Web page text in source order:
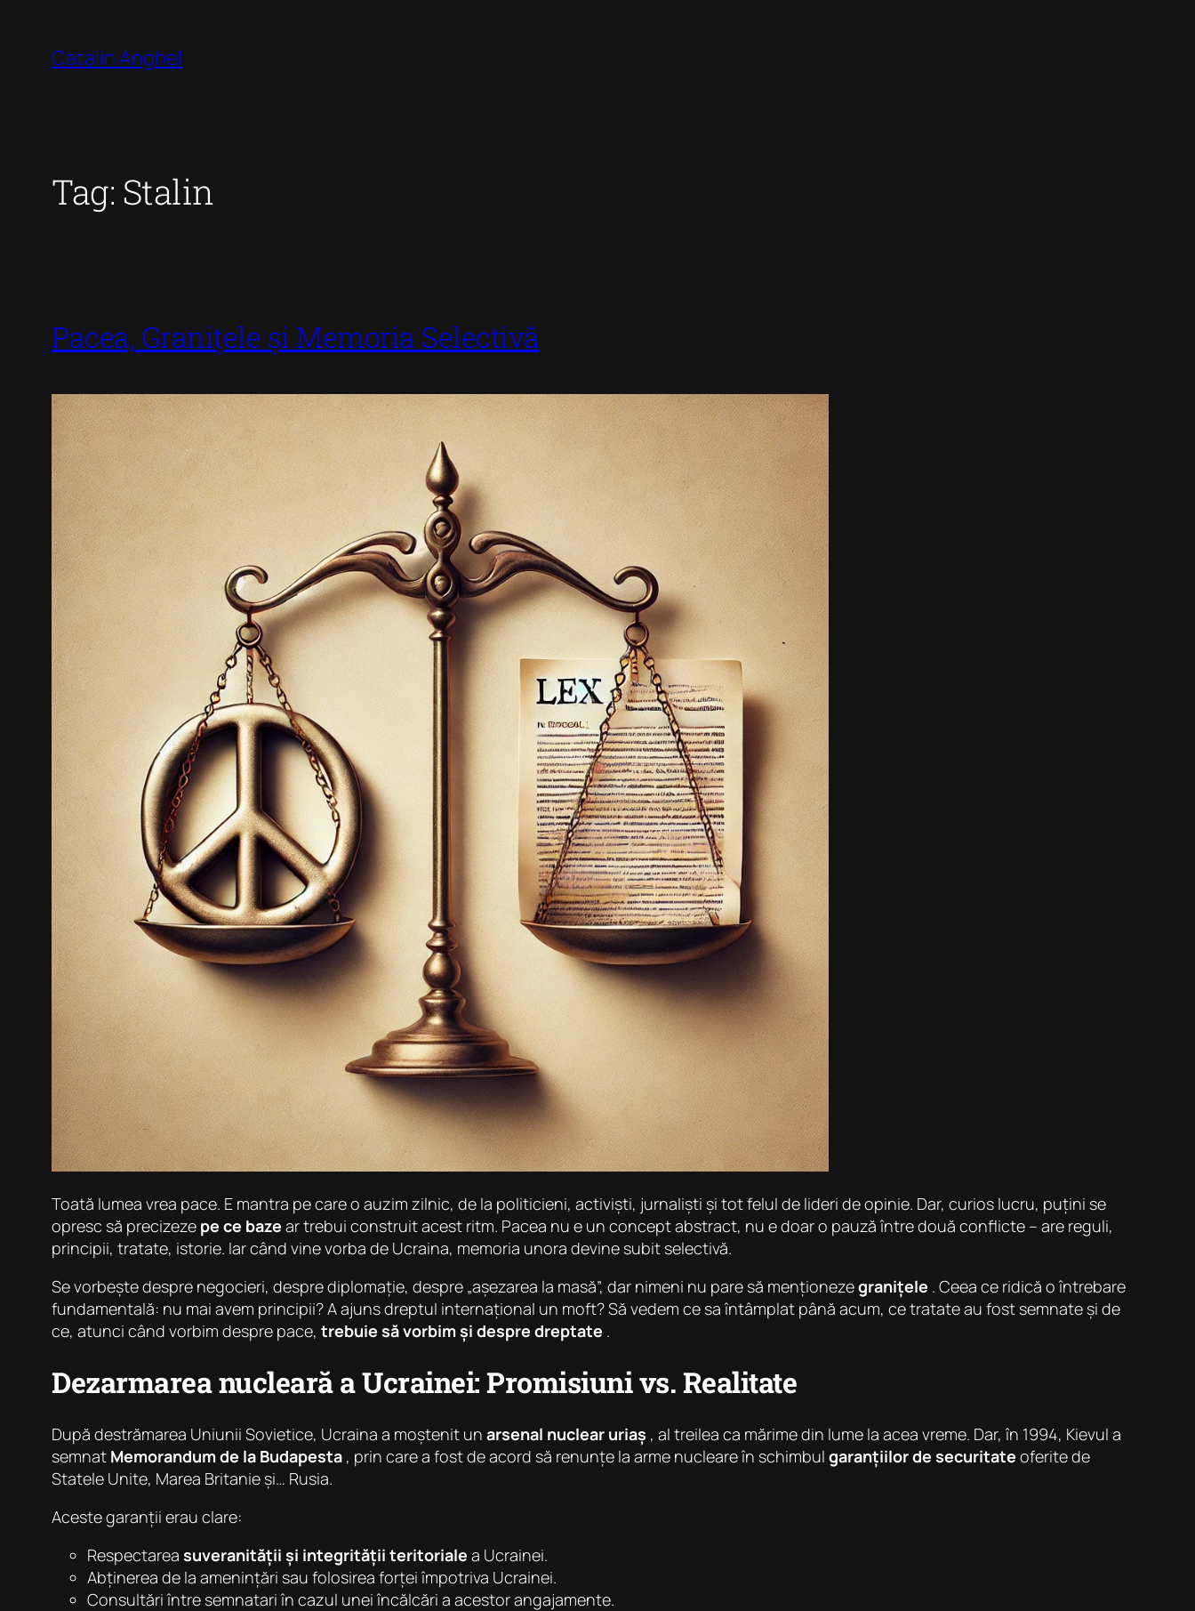
content
Catalin Anghel
Tag: Stalin
Pacea, Granițele și Memoria Selectivă
Toată lumea vrea pace. E mantra pe care o auzim zilnic, de la politicieni, activiști, jurnaliști și tot felul de lideri de opinie. Dar, curios lucru, puțini se
opresc să precizeze pe ce baze ar trebui construit acest ritm. Pacea nu e un concept abstract, nu e doar o pauză între două conflicte – are reguli,
principii, tratate, istorie. Iar când vine vorba de Ucraina, memoria unora devine subit selectivă.
Se vorbește despre negocieri, despre diplomație, despre „așezarea la masă”, dar nimeni nu pare să menționezegranițele . Ceea ce ridică o întrebare
fundamentală: nu mai avem principii? A ajuns dreptul internațional un moft? Să vedem ce sa întâmplat până acum, ce tratate au fost semnate și de
ce, atunci când vorbim despre pace, trebuie să vorbim și despre dreptate .
Dezarmarea nucleară a Ucrainei: Promisiuni vs. Realitate
După destrămarea Uniunii Sovietice, Ucraina a moștenit un arsenal nuclear uriaș , al treilea ca mărime din lume la acea vreme. Dar, în 1994, Kievul a
semnat Memorandum de la Budapesta , prin care a fost de acord să renunțe la arme nucleare în schimbul garanțiilor de securitate oferite de
Statele Unite, Marea Britanie și… Rusia.
Aceste garanții erau clare:
Respectarea suveranității și integrității teritoriale a Ucrainei.
Abținerea de la amenințări sau folosirea forței împotriva Ucrainei.
Consultări între semnatari în cazul unei încălcări a acestor angajamente.